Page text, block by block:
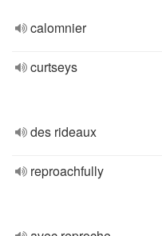
calomnier
curtseys
des rideaux
reproachfully